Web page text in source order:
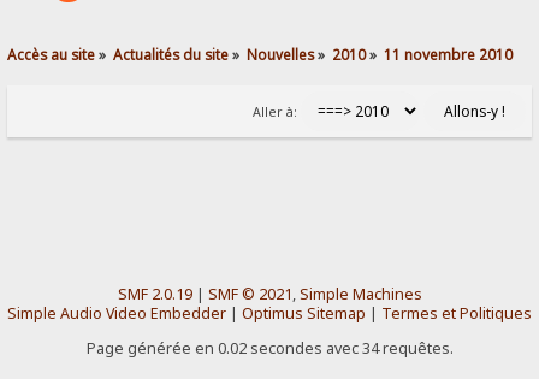
Accès au site» Actualités du site» Nouvelles» 2010» 11 novembre 2010
Aller à:
SMF 2.0.19| SMF © 2021,Simple Machines
Simple Audio Video Embedder | Optimus Sitemap | Termes et Politiques
Page générée en 0.02 secondes avec 34 requêtes.